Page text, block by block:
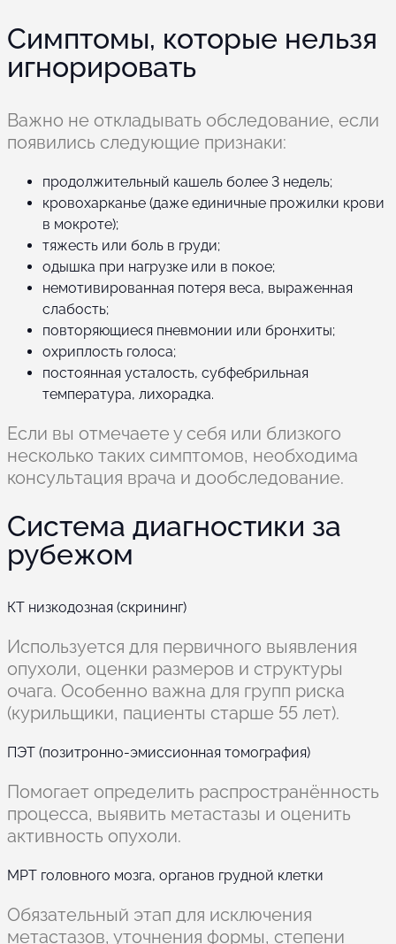
Симптомы, которые нельзя
игнорировать
Важно не откладывать обследование, если
появились следующие признаки:
продолжительный кашель более 3 недель;
кровохарканье (даже единичные прожилки крови
в мокроте);
тяжесть или боль в груди;
одышка при нагрузке или в покое;
немотивированная потеря веса, выраженная
слабость;
повторяющиеся пневмонии или бронхиты;
охриплость голоса;
постоянная усталость, субфебрильная
температура, лихорадка.
Если вы отмечаете у себя или близкого
несколько таких симптомов, необходима
консультация врача и дообследование.
Система диагностики за
рубежом
КТ низкодозная (скрининг)
Используется для первичного выявления
опухоли, оценки размеров и структуры
очага. Особенно важна для групп риска
(курильщики, пациенты старше 55 лет).
ПЭТ (позитронно-эмиссионная томография)
Помогает определить распространённость
процесса, выявить метастазы и оценить
активность опухоли.
МРТ головного мозга, органов грудной клетки
Обязательный этап для исключения
метастазов, уточнения формы, степени